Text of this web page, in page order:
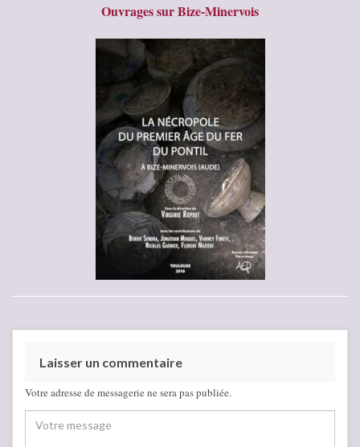
Ouvrages sur Bize-Minervois
Laisser un commentaire
Votre adresse de messagerie ne sera pas publiée.